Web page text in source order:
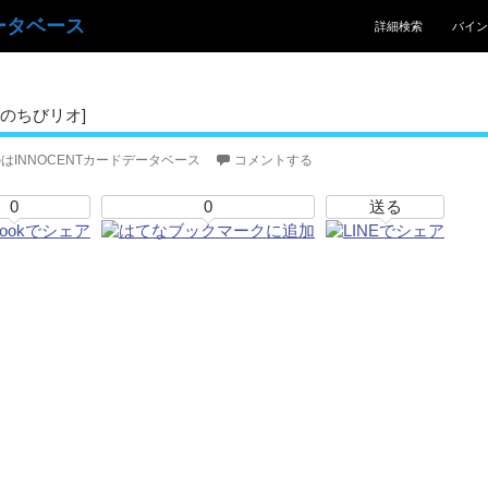
タベース
詳細検索
バイ
ちびリオ]
INNOCENTカードデータベース コメントする
0 0 送る